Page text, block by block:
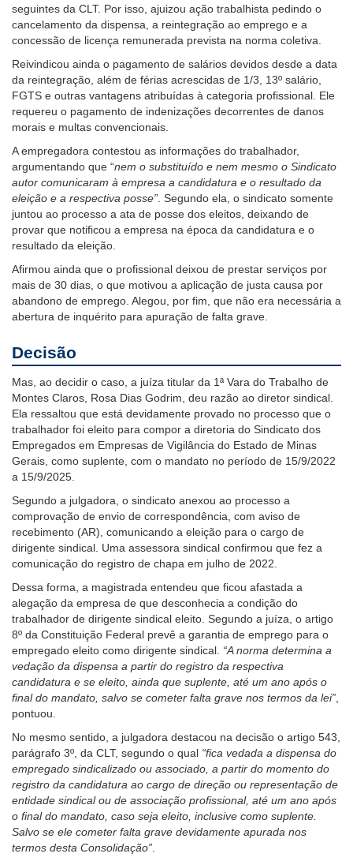
seguintes da CLT. Por isso, ajuizou ação trabalhista pedindo o
cancelamento da dispensa, a reintegração ao emprego e a
concessão de licença remunerada prevista na norma coletiva.
Reivindicou ainda o pagamento de salários devidos desde a data
da reintegração, além de férias acrescidas de 1/3, 13º salário,
FGTS e outras vantagens atribuídas à categoria profissional. Ele
requereu o pagamento de indenizações decorrentes de danos
morais e multas convencionais.
A empregadora contestou as informações do trabalhador,
argumentando que “nem o substituído e nem mesmo o Sindicato
autor comunicaram à empresa a candidatura e o resultado da
eleição e a respectiva posse” . Segundo ela, o sindicato somente
juntou ao processo a ata de posse dos eleitos, deixando de
provar que notificou a empresa na época da candidatura e o
resultado da eleição.
Afirmou ainda que o profissional deixou de prestar serviços por
mais de 30 dias, o que motivou a aplicação de justa causa por
abandono de emprego. Alegou, por fim, que não era necessária a
abertura de inquérito para apuração de falta grave.
Decisão
Mas, ao decidir o caso, a juíza titular da 1ª Vara do Trabalho de
Montes Claros, Rosa Dias Godrim, deu razão ao diretor sindical.
Ela ressaltou que está devidamente provado no processo que o
trabalhador foi eleito para compor a diretoria do Sindicato dos
Empregados em Empresas de Vigilância do Estado de Minas
Gerais, como suplente, com o mandato no período de 15/9/2022
a 15/9/2025.
Segundo a julgadora, o sindicato anexou ao processo a
comprovação de envio de correspondência, com aviso de
recebimento (AR), comunicando a eleição para o cargo de
dirigente sindical. Uma assessora sindical confirmou que fez a
comunicação do registro de chapa em julho de 2022.
Dessa forma, a magistrada entendeu que ficou afastada a
alegação da empresa de que desconhecia a condição do
trabalhador de dirigente sindical eleito. Segundo a juíza, o artigo
8º da Constituição Federal prevê a garantia de emprego para o
empregado eleito como dirigente sindical. “A norma determina a
vedação da dispensa a partir do registro da respectiva
candidatura e se eleito, ainda que suplente, até um ano após o
final do mandato, salvo se cometer falta grave nos termos da lei”
pontuou.
No mesmo sentido, a julgadora destacou na decisão o artigo 543,
parágrafo 3º, da CLT, segundo o qual “fica vedada a dispensa do
empregado sindicalizado ou associado, a partir do momento do
registro da candidatura ao cargo de direção ou representação de
entidade sindical ou de associação profissional, até um ano após
o final do mandato, caso seja eleito, inclusive como suplente.
Salvo se ele cometer falta grave devidamente apurada nos
termos desta Consolidação”